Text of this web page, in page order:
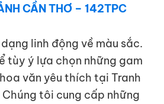
CẦN THƠ – 142TPC
linh động về màu sắc.
tùy ý lựa chọn những gam
văn yêu thích tại Tranh
tôi cung cấp những